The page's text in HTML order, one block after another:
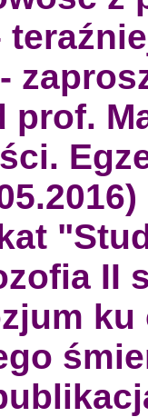
prof.
II
ku